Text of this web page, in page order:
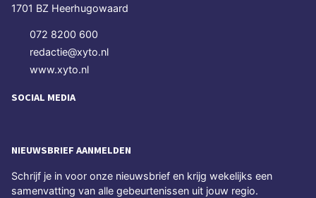
1701 BZ Heerhugowaard
072 8200 600
redactie@xyto.nl
www.xyto.nl
SOCIAL MEDIA
NIEUWSBRIEF AANMELDEN
Schrijf je in voor onze nieuwsbrief en krijg wekelijks een
samenvatting van alle gebeurtenissen uit jouw regio.